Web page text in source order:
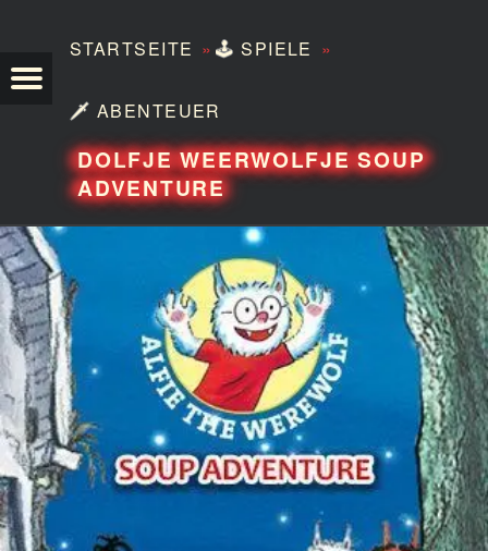
STARTSEITE »🕹️ SPIELE »
🗡️ ABENTEUER
DOLFJE WEERWOLFJE SOUP
ADVENTURE